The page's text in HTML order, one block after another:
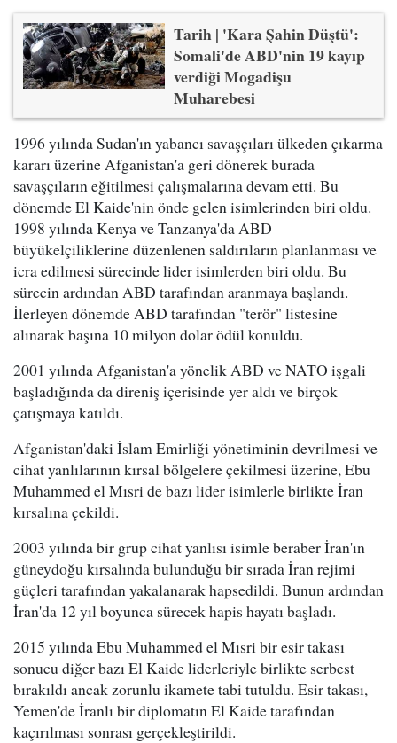
Tarih | 'Kara Şahin Düştü':
Somali'de ABD'nin 19 kayıp
verdiği Mogadişu
Muharebesi
1996 yılında Sudan'ın yabancı savaşçıları ülkeden çıkarma
kararı üzerine Afganistan'a geri dönerek burada
savaşçıların eğitilmesi çalışmalarına devam etti. Bu
dönemde El Kaide'nin önde gelen isimlerinden biri oldu.
1998 yılında Kenya ve Tanzanya'da ABD
büyükelçiliklerine düzenlenen saldırıların planlanması ve
icra edilmesi sürecinde lider isimlerden biri oldu. Bu
sürecin ardından ABD tarafından aranmaya başlandı.
İlerleyen dönemde ABD tarafından "terör" listesine
alınarak başına 10 milyon dolar ödül konuldu.
2001 yılında Afganistan'a yönelik ABD ve NATO işgali
başladığında da direniş içerisinde yer aldı ve birçok
çatışmaya katıldı.
Afganistan'daki İslam Emirliği yönetiminin devrilmesi ve
cihat yanlılarının kırsal bölgelere çekilmesi üzerine, Ebu
Muhammed el Mısri de bazı lider isimlerle birlikte İran
kırsalına çekildi.
2003 yılında bir grup cihat yanlısı isimle beraber İran'ın
güneydoğu kırsalında bulunduğu bir sırada İran rejimi
güçleri tarafından yakalanarak hapsedildi. Bunun ardından
İran'da 12 yıl boyunca sürecek hapis hayatı başladı.
2015 yılında Ebu Muhammed el Mısri bir esir takası
sonucu diğer bazı El Kaide liderleriyle birlikte serbest
bırakıldı ancak zorunlu ikamete tabi tutuldu. Esir takası,
Yemen'de İranlı bir diplomatın El Kaide tarafından
kaçırılması sonrası gerçekleştirildi.